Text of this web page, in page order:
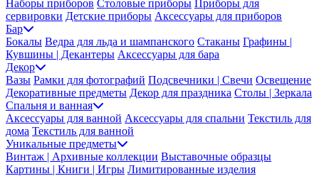
Наборы приборов Столовые приборы Приборы для
сервировки Детские приборы Аксессуары для приборов
Бар
Бокалы Ведра для льда и шампанского Стаканы Графины |
Кувшины | Декантеры Аксессуары для бара
Декор
Вазы Рамки для фотографий Подсвечники | Свечи Освещение
Декоративные предметы Декор для праздника Столы | Зеркала
Спальня и ванная
Аксессуары для ванной Аксессуары для спальни Текстиль для
дома Текстиль для ванной
Уникальные предметы
Винтаж | Архивные коллекции Выставочные образцы
Картины | Книги | Игры Лимитированные изделия